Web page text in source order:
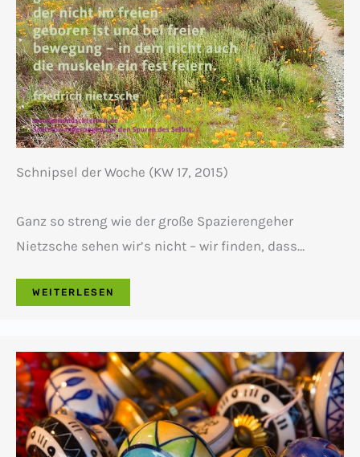
Schnipsel der Woche (KW 17, 2015)
Ganz so streng wie der große Spazierengeher
Nietzsche sehen wir’s nicht – wir finden, dass…
WEITERLESEN